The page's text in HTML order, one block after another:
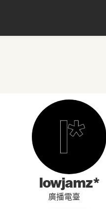
lowjamz*
廣播電臺